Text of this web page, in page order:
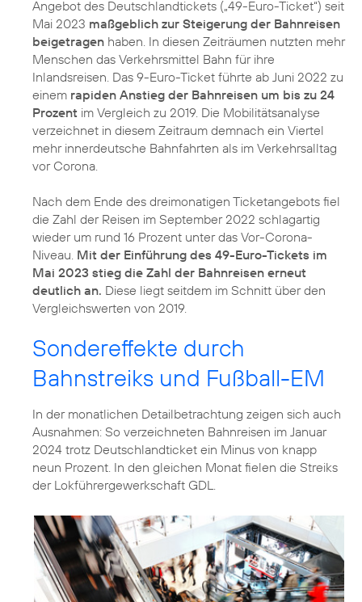
Angebot des Deutschlandtickets („49-Euro-Ticket“) seit
Mai 2023 maßgeblich zur Steigerung der Bahnreisen
beigetragen haben. In diesen Zeiträumen nutzten mehr
Menschen das Verkehrsmittel Bahn für ihre
Inlandsreisen. Das 9-Euro-Ticket führte ab Juni 2022 zu
einem rapiden Anstieg der Bahnreisen um bis zu 24
Prozent im Vergleich zu 2019. Die Mobilitätsanalyse
verzeichnet in diesem Zeitraum demnach ein Viertel
mehr innerdeutsche Bahnfahrten als im Verkehrsalltag
vor Corona.
Nach dem Ende des dreimonatigen Ticketangebots fiel
die Zahl der Reisen im September 2022 schlagartig
wieder um rund 16 Prozent unter das Vor-Corona-
Niveau. Mit der Einführung des 49-Euro-Tickets im
Mai 2023 stieg die Zahl der Bahnreisen erneut
deutlich an. Diese liegt seitdem im Schnitt über den
Vergleichswerten von 2019.
Sondereffekte durch
Bahnstreiks und Fußball-EM
In der monatlichen Detailbetrachtung zeigen sich auch
Ausnahmen: So verzeichneten Bahnreisen im Januar
2024 trotz Deutschlandticket ein Minus von knapp
neun Prozent. In den gleichen Monat fielen die Streiks
der Lokführergewerkschaft GDL.